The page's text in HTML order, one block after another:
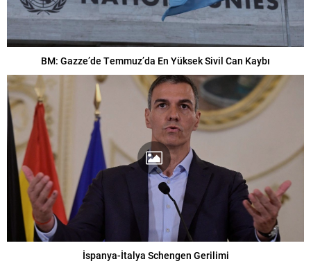
BM: Gazze’de Temmuz’da En Yüksek Sivil Can Kaybı
İspanya-İtalya Schengen Gerilimi